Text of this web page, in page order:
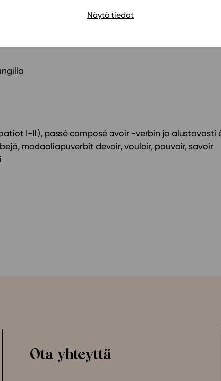
Näytä tiedot
I-III), passé composé avoir -verbin ja alustavasti
modaaliapuverbit devoir, vouloir, pouvoir, savoir
Ota yhteyttä